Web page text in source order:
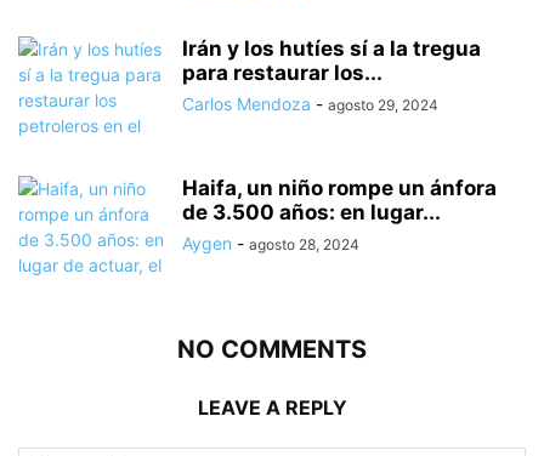
Irán y los hutíes sí a la tregua
para restaurar los...
Carlos Mendoza - agosto 29, 2024
Haifa, un niño rompe un ánfora
de 3.500 años: en lugar...
Aygen - agosto 28, 2024
NO COMMENTS
LEAVE A REPLY